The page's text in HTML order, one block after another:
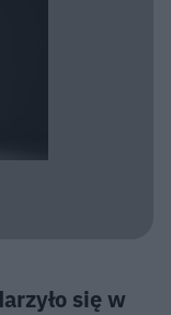
się w